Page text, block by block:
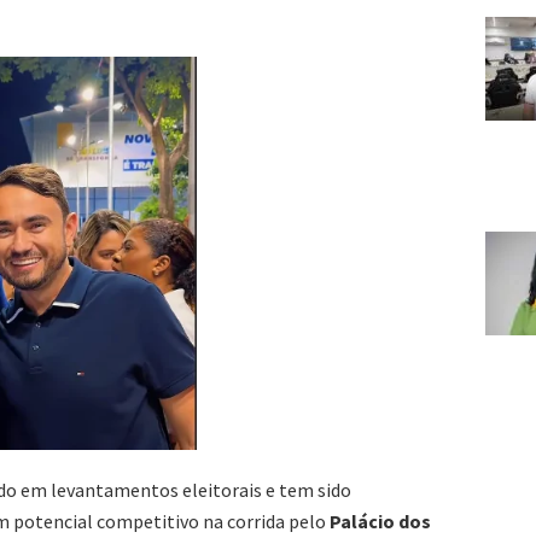
em levantamentos eleitorais e tem sido
potencial competitivo na corrida pelo Palácio dos